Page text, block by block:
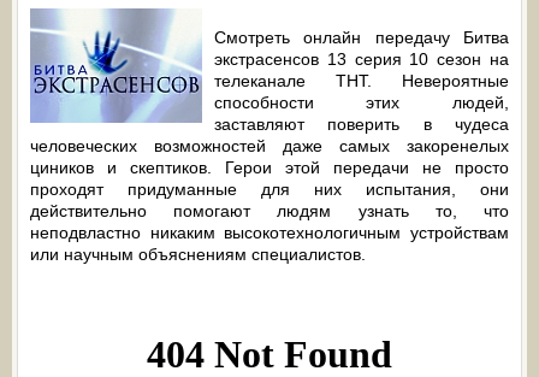
Смотреть онлайн передачу Битва
экстрасенсов 13 серия 10 сезон на
телеканале ТНТ. Невероятные
способности этих людей,
заставляют поверить в чудеса
человеческих возможностей даже самых закоренелых
циников и скептиков. Герои этой передачи не просто
проходят придуманные для них испытания, они
действительно помогают людям узнать то, что
неподвластно никаким высокотехнологичным устройствам
или научным объяснениям специалистов.